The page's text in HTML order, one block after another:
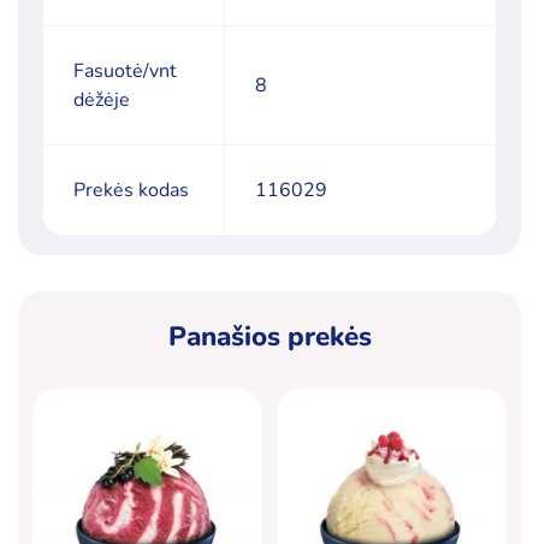
Fasuotė/vnt
dėžėje
8
Prekės kodas 116029
Panašios prekės